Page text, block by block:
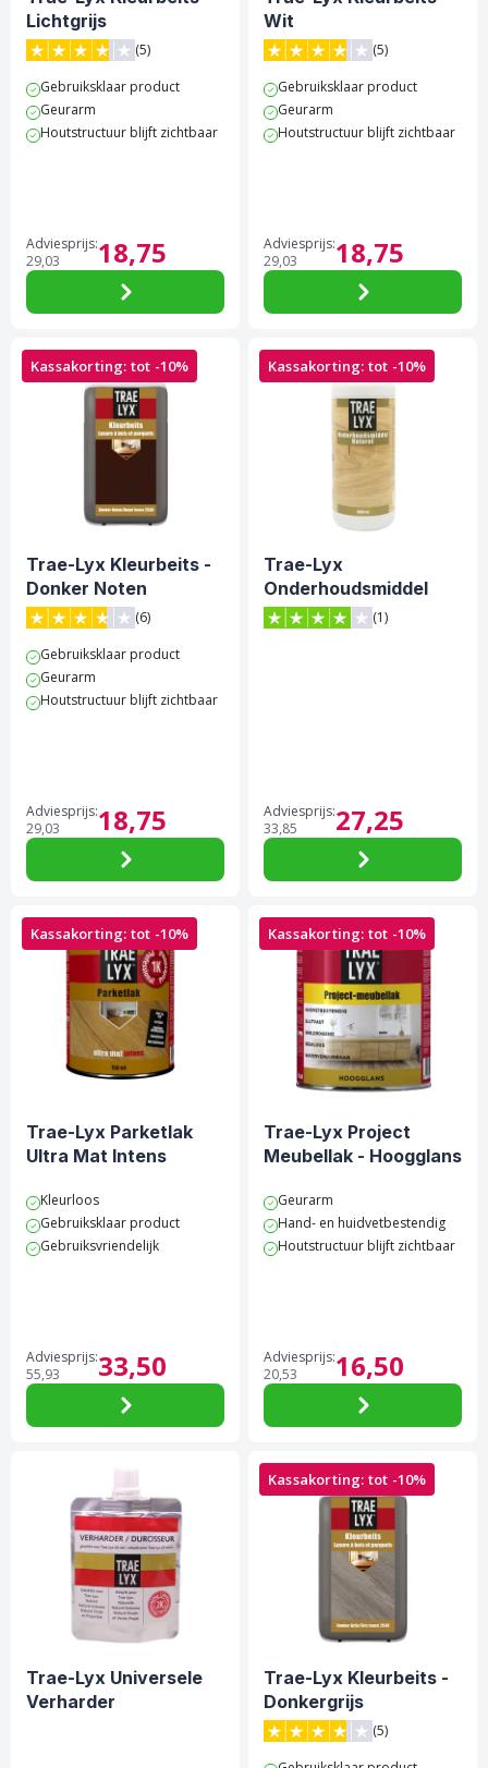
Lichtgrijs
(5)
Gebruiksklaar product
Geurarm
Houtstructuur blijft zichtbaar
18,75
Adviesprijs:
29,03
Wit
(5)
Gebruiksklaar product
Geurarm
Houtstructuur blijft zichtbaar
18,75
Adviesprijs:
29,03
Kassakorting: tot -10%
Trae-Lyx Kleurbeits -
Donker Noten
(6)
Gebruiksklaar product
Geurarm
Houtstructuur blijft zichtbaar
18,75
Adviesprijs:
29,03
Kassakorting: tot -10%
Trae-Lyx
Onderhoudsmiddel
Naturel - 1 Liter
(1)
27,25
Adviesprijs:
33,85
Kassakorting: tot -10%
Trae-Lyx Parketlak
Ultra Mat Intens
Kleurloos
Gebruiksklaar product
Gebruiksvriendelijk
33,50
Adviesprijs:
55,93
Kassakorting: tot -10%
Trae-Lyx Project
Meubellak - Hoogglans
Geurarm
Hand- en huidvetbestendig
Houtstructuur blijft zichtbaar
16,50
Adviesprijs:
20,53
Trae-Lyx Universele
Verharder
Kassakorting: tot -10%
Trae-Lyx Kleurbeits -
Donkergrijs
(5)